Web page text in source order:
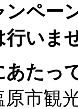
ンペー
いま
あたっ
原市観